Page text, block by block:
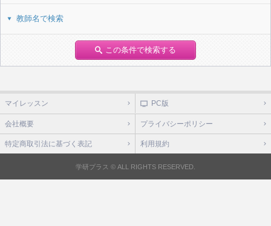
教師名で検索
この条件で検索する
マイレッスン PC版
会社概要 プライバシーポリシー
特定商取引法に基づく表記 利用規約
学研プラス © ALL RIGHTS RESERVED.